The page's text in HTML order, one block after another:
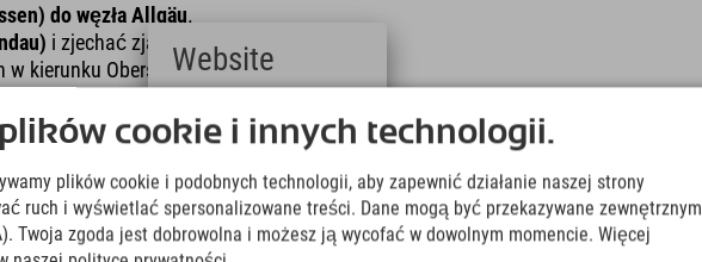
do węzła Allgäu.
i zjechać zjazdem 3 na
w kierunku Oberstdorfu.
prawej stronie.
google.de
cookie i innych technologii.
plików cookie i podobnych technologii, aby zapewnić działanie naszej strony
ruch i wyświetlać spersonalizowane treści. Dane mogą być przekazywane zewnętrznym
Twoja zgoda jest dobrowolna i możesz ją wycofać w dowolnym momencie. Więcej
Website
Deutsch
(German)
(English)
Italiano
(Italian)
Čeština